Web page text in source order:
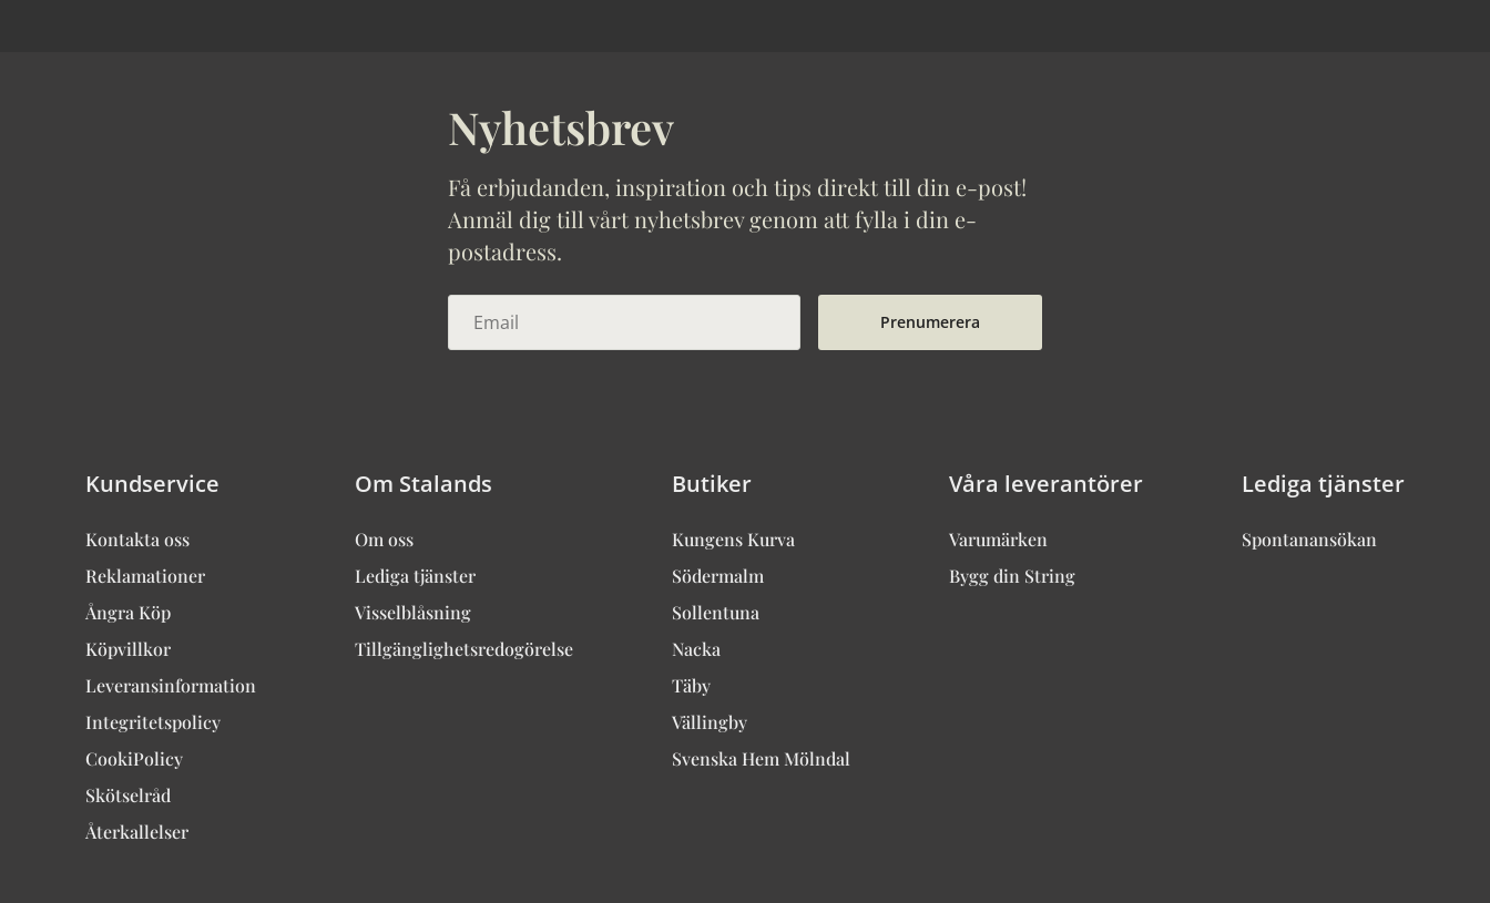
Nyhetsbrev
Få erbjudanden, inspiration och tips direkt till din e-post!
Anmäl dig till vårt nyhetsbrev genom att fylla i din e-
postadress.
Prenumerera
Kundservice
Kontakta oss
Reklamationer
Ångra Köp
Köpvillkor
Leveransinformation
Integritetspolicy
CookiPolicy
Skötselråd
Återkallelser
Om Stalands
Om oss
Lediga tjänster
Visselblåsning
Tillgänglighetsredogörelse
Butiker
Kungens Kurva
Södermalm
Sollentuna
Nacka
Täby
Vällingby
Svenska Hem Mölndal
Våra leverantörer
Varumärken
Bygg din String
Lediga tjänster
Spontanansökan